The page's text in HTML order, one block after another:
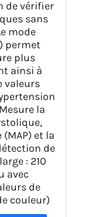
de vérifier
sans
mode
permet
plus
ainsi à
valeurs
la
et la
de
: 210
avec
de
couleur)